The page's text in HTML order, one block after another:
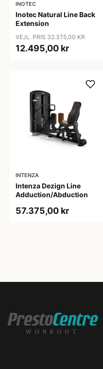
INOTEC
Inotec Natural Line Back
Extension
VEJL. PRIS 32.375,00 KR
12.495,00 kr
INTENZA
Intenza Dezign Line
Adduction/Abduction
57.375,00 kr